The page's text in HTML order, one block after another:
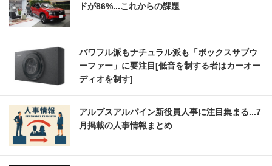
ドが86%...これからの課題
パワフル派もナチュラル派も「ボックスサブウ
ーファー」に要注目[低音を制する者はカーオー
ディオを制す]
アルプスアルパイン新役員人事に注目集まる...7
月掲載の人事情報まとめ